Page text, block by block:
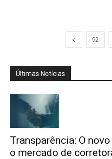
92
Últimas Notícias
Transparência: O
o mercado de